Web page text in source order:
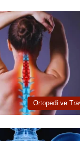
Ortopedi ve